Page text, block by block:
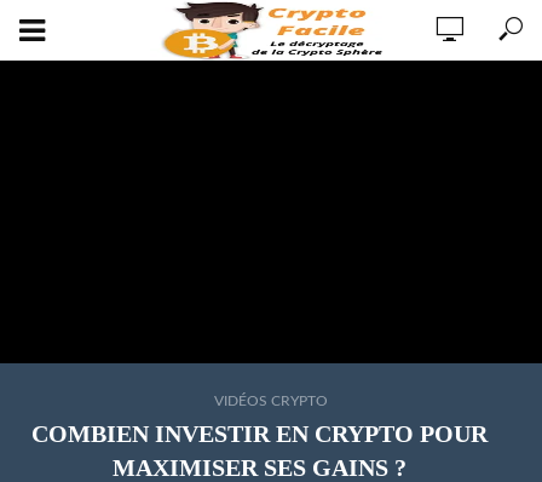
VIDÉOS CRYPTO
COMBIEN INVESTIR EN CRYPTO POUR
MAXIMISER SES GAINS ?